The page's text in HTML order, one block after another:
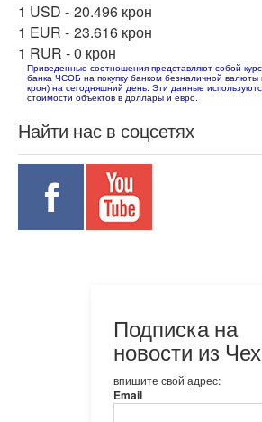
1 USD - 20.496 крон
1 EUR - 23.616 крон
1 RUR -0 крон
Приведенные соотношения представляют собой
банка ЧСОБ на покупку банком безналичной валюты
крон) на сегодняшний день. Эти данные
стоимости объектов в доллары и евро.
Найти нас в соцсетях
Подписка на
новости из
впишите свой адрес:
Email